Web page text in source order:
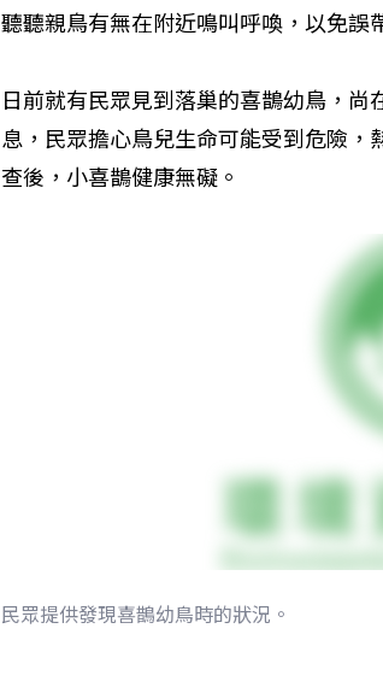
聽聽親鳥有無在附近鳴叫呼喚，以免誤
日前就有民眾見到落巢的喜鵲幼鳥，
息，民眾擔心鳥兒生命可能受到危險
查後，小喜鵲健康無礙。
民眾提供發現喜鵲幼鳥時的狀況。